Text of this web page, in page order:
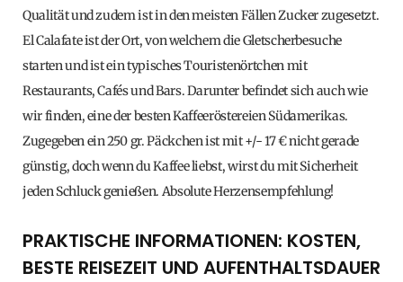
Qualität und zudem ist in den meisten Fällen Zucker zugesetzt.
El Calafate ist der Ort, von welchem die Gletscherbesuche
starten und ist ein typisches Touristenörtchen mit
Restaurants, Cafés und Bars. Darunter befindet sich auch wie
wir finden, eine der besten Kaffeeröstereien Südamerikas.
Zugegeben ein 250 gr. Päckchen ist mit +/- 17 € nicht gerade
günstig, doch wenn du Kaffee liebst, wirst du mit Sicherheit
jeden Schluck genießen. Absolute Herzensempfehlung!
PRAKTISCHE INFORMATIONEN: KOSTEN,
BESTE REISEZEIT UND AUFENTHALTSDAUER